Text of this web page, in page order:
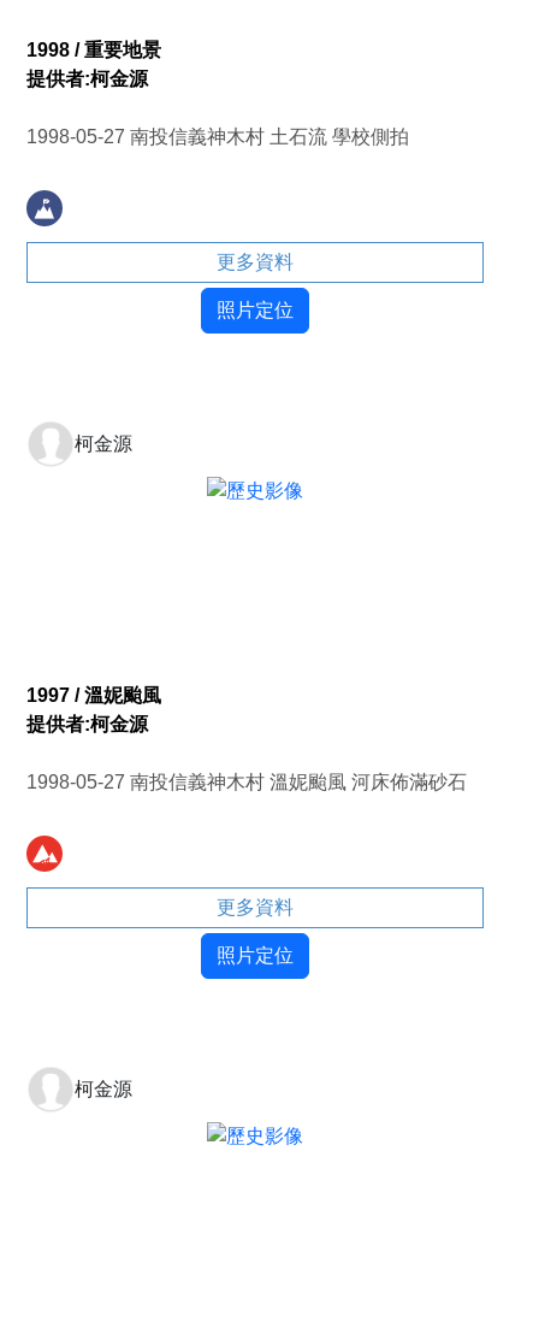
1998 / 重要地景
提供者:柯金源
1998-05-27 南投信義神木村 土石流 學校側拍
更多資料
照片定位
柯金源
1997 / 溫妮颱風
提供者:柯金源
1998-05-27 南投信義神木村 溫妮颱風 河床佈滿砂石
更多資料
照片定位
柯金源